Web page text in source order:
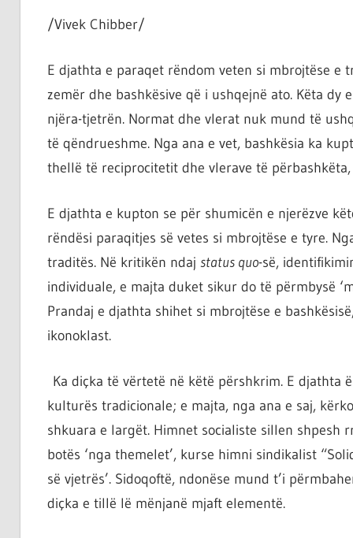
/Vivek Chibber/
E djathta e paraqet rëndom veten si mbrojtëse e
zemër dhe bashkësive që i ushqejnë ato. Këta
njëra-tjetrën. Normat dhe vlerat nuk mund të
të qëndrueshme. Nga ana e vet, bashkësia ka
thellë të reciprocitetit dhe vlerave të
E djathta e kupton se për shumicën e njerëzve
rëndësi paraqitjes së vetes si mbrojtëse e tyre.
traditës. Në kritikën ndaj status quo-së,
individuale, e majta duket sikur do të përmbysë
Prandaj e djathta shihet si mbrojtëse e
ikonoklast.
Ka diçka të vërtetë në këtë përshkrim. E
kulturës tradicionale; e majta, nga ana e saj,
shkuara e largët. Himnet socialiste sillen shpesh
botës ‘nga themelet’, kurse himni sindikalist
së vjetrës’. Sidoqoftë, ndonëse mund t’i
diçka e tillë lë mënjanë mjaft elementë.